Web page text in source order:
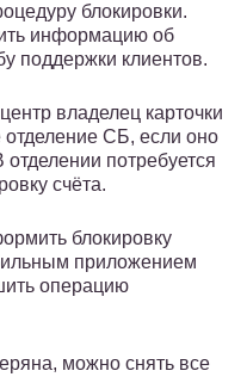
блокировки.
информацию об
поддержки клиентов.
владелец карточки
отделение СБ, если оно
потребуется
счёта.
блокировку
приложением
операцию
можно снять все